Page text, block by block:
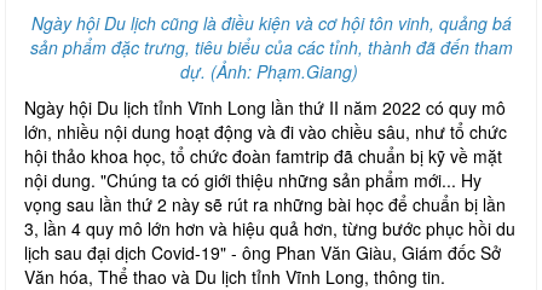
Ngày hội Du lịch cũng là điều kiện và cơ hội tôn vinh, quảng bá
sản phẩm đặc trưng, tiêu biểu của các tỉnh, thành đã đến tham
dự. (Ảnh: Phạm.Giang)
Ngày hội Du lịch tỉnh Vĩnh Long lần thứ II năm 2022 có quy mô
lớn, nhiều nội dung hoạt động và đi vào chiều sâu, như tổ chức
hội thảo khoa học, tổ chức đoàn famtrip đã chuẩn bị kỹ về mặt
nội dung. "Chúng ta có giới thiệu những sản phẩm mới... Hy
vọng sau lần thứ 2 này sẽ rút ra những bài học để chuẩn bị lần
3, lần 4 quy mô lớn hơn và hiệu quả hơn, từng bước phục hồi du
lịch sau đại dịch Covid-19" - ông Phan Văn Giàu, Giám đốc Sở
Văn hóa, Thể thao và Du lịch tỉnh Vĩnh Long, thông tin.